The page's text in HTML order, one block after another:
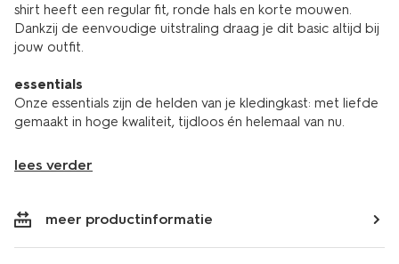
shirt heeft een regular fit, ronde hals en korte mouwen.
Dankzij de eenvoudige uitstraling draag je dit basic altijd bij
jouw outfit.
essentials
Onze essentials zijn de helden van je kledingkast: met liefde
gemaakt in hoge kwaliteit, tijdloos én helemaal van nu.
lees verder
meer productinformatie